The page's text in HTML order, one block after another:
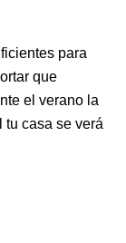
para
que
el verano la
tu casa se verá